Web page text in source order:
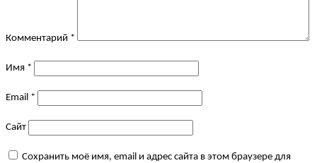
Комментарий *
Имя *
Email *
Сайт
Сохранить моё имя, email и адрес сайта в этом браузере для